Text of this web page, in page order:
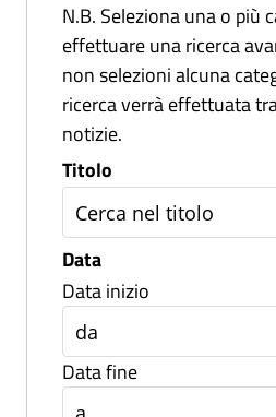
N.B. Seleziona una o più
effettuare una ricerca
non selezioni alcuna
ricerca verrà effettuata
notizie.
Titolo
Data
Data inizio
Data fine